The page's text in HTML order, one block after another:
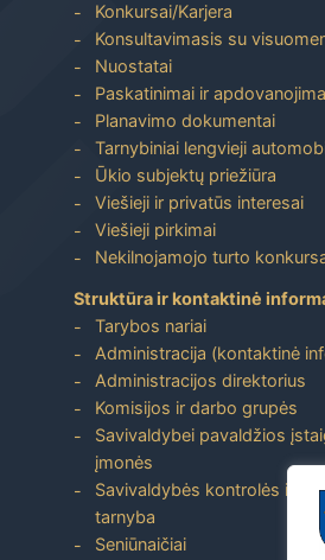
Konkursai/Karjera
Konsultavimasis su
Nuostatai
Paskatinimai ir
Planavimo dokumentai
Tarnybiniai lengvieji
Ūkio subjektų priežiūra
Viešieji ir privatūs interesai
Viešieji pirkimai
Nekilnojamojo turto
Struktūra ir kontaktinė
Tarybos nariai
Administracija (kontaktinė
Administracijos direktorius
Komisijos ir darbo grupės
Savivaldybei pavaldžios
įmonės
Savivaldybės kontrolės ir
tarnyba
Seniūnaičiai